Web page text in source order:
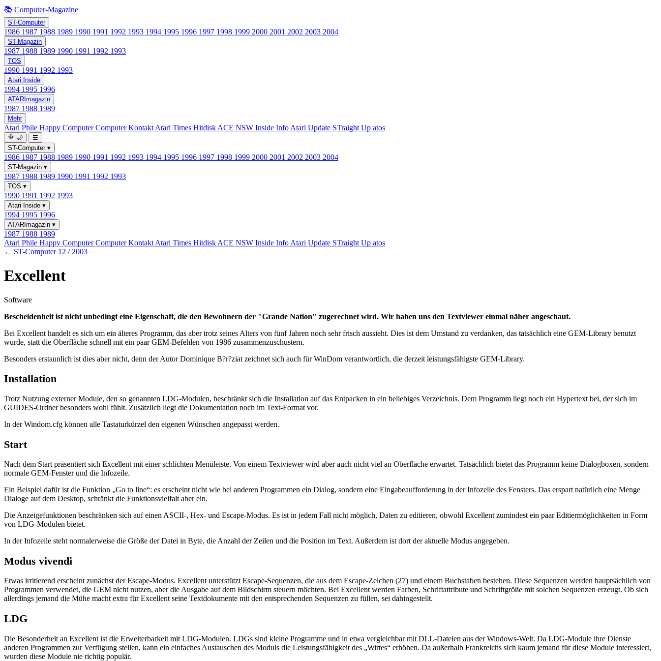
📚 Computer-Magazine
ST-Computer
1986 1987 1988 1989 1990 1991 1992 1993 1994 1995 1996 1997 1998 1999 2000 2001 2002 2003 2004
ST-Magazin
1987 1988 1989 1990 1991 1992 1993
TOS
1990 1991 1992 1993
Atari Inside
1994 1995 1996
ATARImagazin
1987 1988 1989
Mehr
Atari Phile Happy ComputerComputer Kontakt Atari Times Hitdisk ACE NSW Inside Info Atari Update STraight Up atos
🌞 🌙
☰
ST-Computer ▾
1986 1987 1988 1989 1990 1991 1992 1993 1994 1995 1996 1997 1998 1999 2000 2001 2002 2003 2004
ST-Magazin ▾
1987 1988 1989 1990 1991 1992 1993
TOS ▾
1990 1991 1992 1993
Atari Inside ▾
1994 1995 1996
ATARImagazin ▾
1987 1988 1989
Atari Phile Happy ComputerComputer Kontakt Atari Times Hitdisk ACE NSW Inside Info Atari Update STraight Up atos
← ST-Computer 12 / 2003
Excellent
Software
Bescheidenheit ist nicht unbedingt eine Eigenschaft, die den Bewohnern der "Grande Nation" zugerechnet wird. Wir haben uns den Textviewer einmal näher angeschaut.
Bei Excellent handelt es sich um ein älteres Programm, das aber trotz seines Alters von fünf Jahren noch sehr frisch aussieht. Dies ist dem Umstand zu verdanken, das tatsächlich eine GEM-Library benutzt
wurde, statt die Oberfläche schnell mit ein paar GEM-Befehlen von 1986 zusammenzuschustern.
Besonders erstaunlich ist dies aber nicht, denn der Autor Dominique B?r?ziat zeichnet sich auch für WinDom verantwortlich, die derzeit leistungsfähigste GEM-Library.
Installation
Trotz Nutzung externer Module, den so genannten LDG-Modulen, beschränkt sich die Installation auf das Entpacken in ein beliebiges Verzeichnis. Dem Programm liegt noch ein Hypertext bei, der sich im
GUIDES-Ordner besonders wohl fühlt. Zusätzlich liegt die Dokumentation noch im Text-Format vor.
In der Windom.cfg können alle Tastaturkürzel den eigenen Wünschen angepasst werden.
Start
Nach dem Start präsentiert sich Excellent mit einer schlichten Menüleiste. Von einem Textviewer wird aber auch nicht viel an Oberfläche erwartet. Tatsächlich bietet das Programm keine Dialogboxen, sondern
normale GEM-Fenster und die Infozeile.
Ein Beispiel dafür ist die Funktion „Go to line“: es erscheint nicht wie bei anderen Programmen ein Dialog, sondern eine Eingabeaufforderung in der Infozeile des Fensters. Das erspart natürlich eine Menge
Dialoge auf dem Desktop, schränkt die Funktionsvielfalt aber ein.
Die Anzeigefunktionen beschränken sich auf einen ASCII-, Hex- und Escape-Modus. Es ist in jedem Fall nicht möglich, Daten zu editieren, obwohl Excellent zumindest ein paar Editiermöglichkeiten in Form
von LDG-Modulen bietet.
In der Infozeile steht normalerweise die Größe der Datei in Byte, die Anzahl der Zeilen und die Position im Text. Außerdem ist dort der aktuelle Modus angegeben.
Modus vivendi
Etwas irritierend erscheint zunächst der Escape-Modus. Excellent unterstützt Escape-Sequenzen, die aus dem Escape-Zeichen (27) und einem Buchstaben bestehen. Diese Sequenzen werden hauptsächlich von
Programmen verwendet, die GEM nicht nutzen, aber die Ausgabe auf dem Bildschirm steuern möchten. Bei Excellent werden Farben, Schriftattribute und Schriftgröße mit solchen Sequenzen erzeugt. Ob sich
allerdings jemand die Mühe macht extra für Excellent seine Textdokumente mit den entsprechenden Sequenzen zu füllen, sei dahingestellt.
LDG
Die Besonderheit an Excellent ist die Erweiterbarkeit mit LDG-Modulen. LDGs sind kleine Programme und in etwa vergleichbar mit DLL-Dateien aus der Windows-Welt. Da LDG-Module ihre Dienste
anderen Programmen zur Verfügung stellen, kann ein einfaches Austauschen des Moduls die Leistungsfähigkeit des „Wirtes“ erhöhen. Da außerhalb Frankreichs sich kaum jemand für diese Module interessiert,
wurden diese Module nie richtig populär.